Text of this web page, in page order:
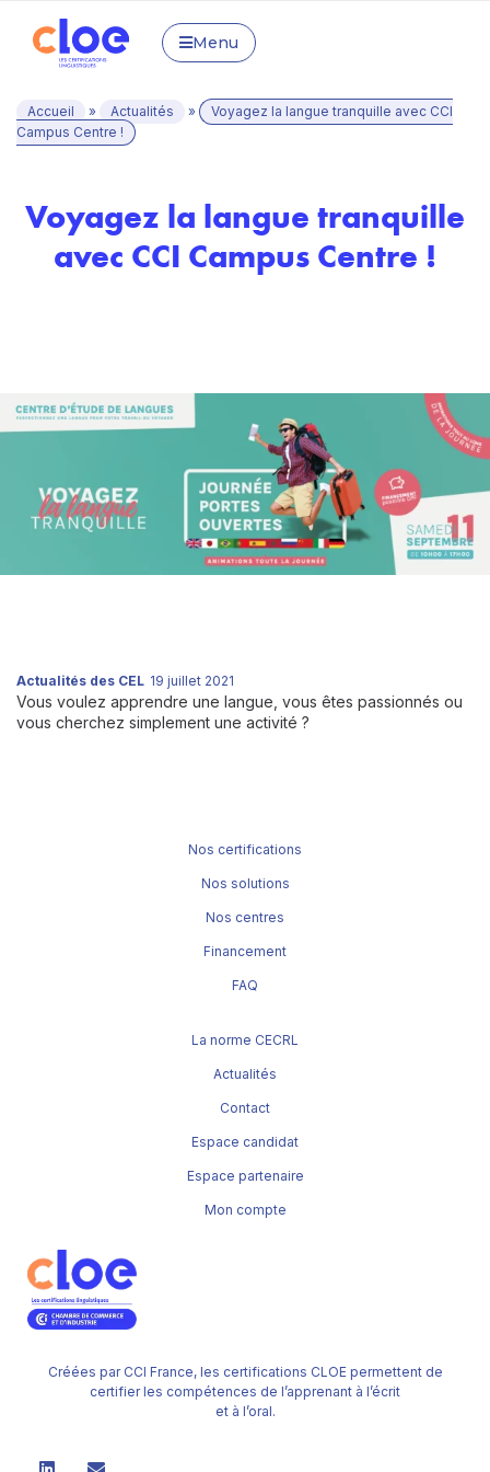
Menu
Accueil » Actualités »
Voyagez la langue tranquille avec CCI
Campus Centre !
Voyagez la langue tranquille
avec CCI Campus Centre !
Actualités des CEL 19 juillet 2021
Vous voulez apprendre une langue, vous êtes passionnés ou
vous cherchez simplement une activité ?
Créées par CCI France, les certifications CLOE permettent de
certifier les compétences de l’apprenant à l’écrit
et à l’oral.
Nos certifications
Nos solutions
Nos centres
Financement
FAQ
La norme CECRL
Actualités
Contact
Espace candidat
Espace partenaire
Mon compte